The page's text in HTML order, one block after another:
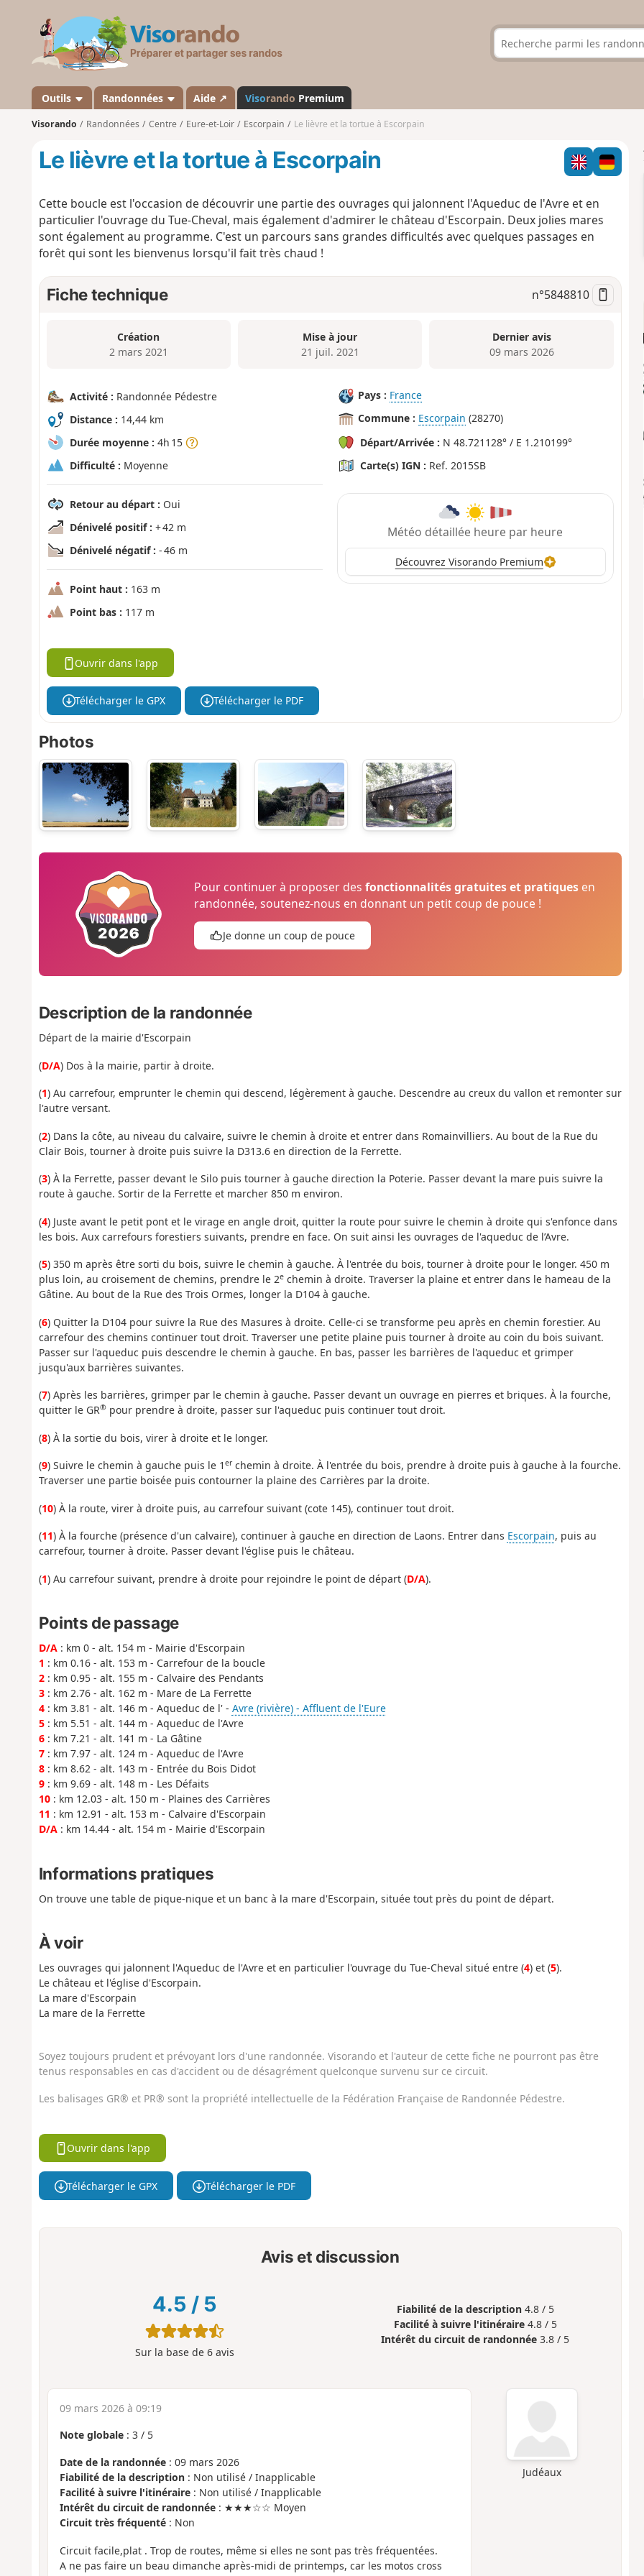
s
a
n
d
Outils Randonnées Aide ↗ Visorando Premium
Visorando Randonnées Centre Eure-et-Loir Escorpain Le lièvre et la tortue à Escorpain
Le lièvre et la tortue à Escorpain
Cette boucle est l'occasion de découvrir une partie des ouvrages qui jalonnent l'Aqueduc de l'Avre et en
particulier l'ouvrage du Tue-Cheval, mais également d'admirer le château d'Escorpain. Deux jolies mares
sont également au programme. C'est un parcours sans grandes difficultés avec quelques passages en
forêt qui sont les bienvenus lorsqu'il fait très chaud !
Fiche technique n°5848810
Création
2 mars 2021
Mise à jour
21 juil. 2021
Dernier avis
09 mars 2026
Activité : Randonnée Pédestre
Distance : 14,44 km
Durée moyenne : 4h 15
Difficulté : Moyenne
Retour au départ : Oui
Dénivelé positif : + 42 m
Dénivelé négatif : - 46 m
Point haut : 163 m
Point bas : 117 m
Pays : France
Commune : Escorpain (28270)
Départ/Arrivée : N 48.721128° / E 1.210199°
Carte(s) IGN : Ref. 2015SB
Météo détaillée heure par heure
Découvrez Visorando Premium
Ouvrir dans l'app
Télécharger le GPX Télécharger le PDF
Photos
Pour continuer à proposer desfonctionnalités gratuites et pratiques en
randonnée, soutenez-nous en donnant un petit coup de pouce !
Je donne un coup de pouce
Description de la randonnée
Départ de la mairie d'Escorpain
(D/A) Dos à la mairie, partir à droite.
(1) Au carrefour, emprunter le chemin qui descend, légèrement à gauche. Descendre au creux du vallon et remonter sur
l'autre versant.
(2) Dans la côte, au niveau du calvaire, suivre le chemin à droite et entrer dans Romainvilliers. Au bout de la Rue du
Clair Bois, tourner à droite puis suivre la D313.6 en direction de la Ferrette.
(3) À la Ferrette, passer devant le Silo puis tourner à gauche direction la Poterie. Passer devant la mare puis suivre la
route à gauche. Sortir de la Ferrette et marcher 850 m environ.
(4) Juste avant le petit pont et le virage en angle droit, quitter la route pour suivre le chemin à droite qui s'enfonce dans
les bois. Aux carrefours forestiers suivants, prendre en face. On suit ainsi les ouvrages de l'aqueduc de l’Avre.
(5) 350 m après être sorti du bois, suivre le chemin à gauche. À l'entrée du bois, tourner à droite pour le longer. 450 m
plus loin, au croisement de chemins, prendre le 2echemin à droite. Traverser la plaine et entrer dans le hameau de la
Gâtine. Au bout de la Rue des Trois Ormes, longer la D104 à gauche.
(6) Quitter la D104 pour suivre la Rue des Masures à droite. Celle-ci se transforme peu après en chemin forestier. Au
carrefour des chemins continuer tout droit. Traverser une petite plaine puis tourner à droite au coin du bois suivant.
Passer sur l'aqueduc puis descendre le chemin à gauche. En bas, passer les barrières de l'aqueduc et grimper
jusqu'aux barrières suivantes.
(7) Après les barrières, grimper par le chemin à gauche. Passer devant un ouvrage en pierres et briques. À la fourche,
quitter le GR®pour prendre à droite, passer sur l'aqueduc puis continuer tout droit.
(8) À la sortie du bois, virer à droite et le longer.
(9) Suivre le chemin à gauche puis le 1 erchemin à droite. À l'entrée du bois, prendre à droite puis à gauche à la fourche.
Traverser une partie boisée puis contourner la plaine des Carrières par la droite.
(10) À la route, virer à droite puis, au carrefour suivant (cote 145), continuer tout droit.
(11) À la fourche (présence d'un calvaire), continuer à gauche en direction de Laons. Entrer dans Escorpain, puis au
carrefour, tourner à droite. Passer devant l'église puis le château.
(1) Au carrefour suivant, prendre à droite pour rejoindre le point de départ (D/A).
Points de passage
D/A: km 0 - alt. 154 m - Mairie d'Escorpain
1 : km 0.16 - alt. 153 m - Carrefour de la boucle
2: km 0.95 - alt. 155 m - Calvaire des Pendants
3: km 2.76 - alt. 162 m - Mare de La Ferrette
4: km 3.81 - alt. 146 m - Aqueduc de l' - Avre (rivière) - Affluent de l'Eure
5: km 5.51 - alt. 144 m - Aqueduc de l'Avre
6: km 7.21 - alt. 141 m - La Gâtine
7: km 7.97 - alt. 124 m - Aqueduc de l'Avre
8: km 8.62 - alt. 143 m - Entrée du Bois Didot
9: km 9.69 - alt. 148 m - Les Défaits
10: km 12.03 - alt. 150 m - Plaines des Carrières
11 : km 12.91 - alt. 153 m - Calvaire d'Escorpain
D/A: km 14.44 - alt. 154 m - Mairie d'Escorpain
Informations pratiques
On trouve une table de pique-nique et un banc à la mare d'Escorpain, située tout près du point de départ.
À voir
Les ouvrages qui jalonnent l'Aqueduc de l'Avre et en particulier l'ouvrage du Tue-Cheval situé entre (4) et (5).
Le château et l'église d'Escorpain.
La mare d'Escorpain
La mare de la Ferrette
Soyez toujours prudent et prévoyant lors d'une randonnée. Visorando et l'auteur de cette fiche ne pourront pas être
tenus responsables en cas d'accident ou de désagrément quelconque survenu sur ce circuit.
Les balisages GR® et PR® sont la propriété intellectuelle de la Fédération Française de Randonnée Pédestre.
Ouvrir dans l'app
Télécharger le GPX Télécharger le PDF
Avis et discussion
4.5 / 5
Sur la base de 6avis
Fiabilité de la description 4.8 / 5
Facilité à suivre l'itinéraire 4.8 / 5
Intérêt du circuit de randonnée 3.8 / 5
Judéaux
09 mars 2026 à 09:19
Note globale: 3/ 5
Date de la randonnée: 09 mars 2026
Fiabilité de la description: Non utilisé / Inapplicable
Facilité à suivre l'itinéraire: Non utilisé / Inapplicable
Intérêt du circuit de randonnée: ★★★☆☆ Moyen
Circuit très fréquenté: Non
Circuit facile,plat . Trop de routes, même si elles ne sont pas très fréquentées.
A ne pas faire un beau dimanche après-midi de printemps, car les motos cross